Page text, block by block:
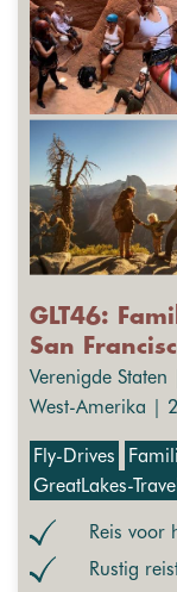
GLT46:
San
Verenigde
West-Amerika |
Fly-Drives
GreatLakes-
Reis voor
Rustig